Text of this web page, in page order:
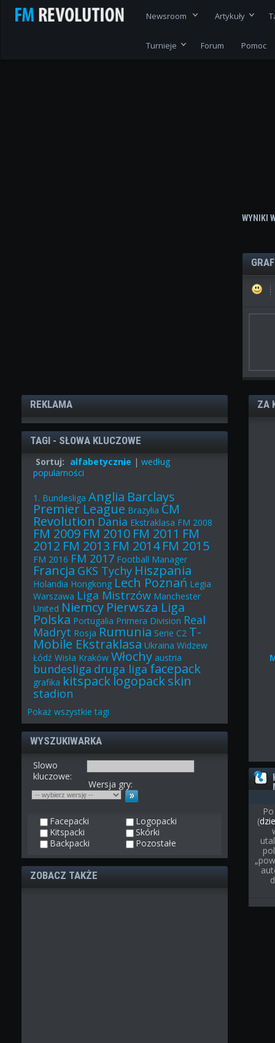
Newsroom Artykuły
Turnieje Forum Pomoc
WYNIKI
REKLAMA
TAGI - SŁOWA KLUCZOWE
Sortuj: alfabetycznie |według
popularności
1. Bundesliga Anglia Barclays
Premier League Brazylia CM
Revolution Dania Ekstraklasa FM 2008
FM 2009 FM 2010 FM 2011 FM
2012 FM 2013 FM 2014 FM 2015
FM 2016 FM 2017 Football Manager
Francja GKS Tychy Hiszpania
Holandia Hongkong Lech Poznań Legia
Warszawa Liga Mistrzów Manchester
United Niemcy Pierwsza Liga
Polska Portugalia Primera Division Real
Madryt Rosja Rumunia Serie C2 T-
Mobile Ekstraklasa Ukraina Widzew
Łódź Wisła Kraków Włochy austria
bundesliga druga ligafacepack
grafika kitspacklogopackskin
stadion
Pokażwszystkie tagi
WYSZUKIWARKA
Slowo
kluczowe:
Wersja gry:
Facepacki
Logopacki
Kitspacki
Skórki
Backpacki
Pozostałe
ZOBACZ TAKŻE
ZA
(